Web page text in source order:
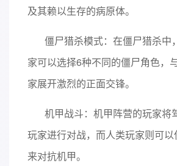
及其赖以生存的病原体。
僵尸猎杀模式：在僵尸猎杀中
家可以选择6种不同的僵尸角色，
家展开激烈的正面交锋。
机甲战斗：机甲阵营的玩家将
玩家进行对战，而人类玩家则可
来对抗机甲。